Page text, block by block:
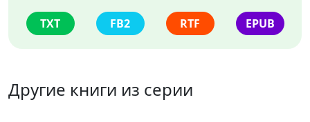
TXT FB2 RTF EPUB
Другие книги из серии